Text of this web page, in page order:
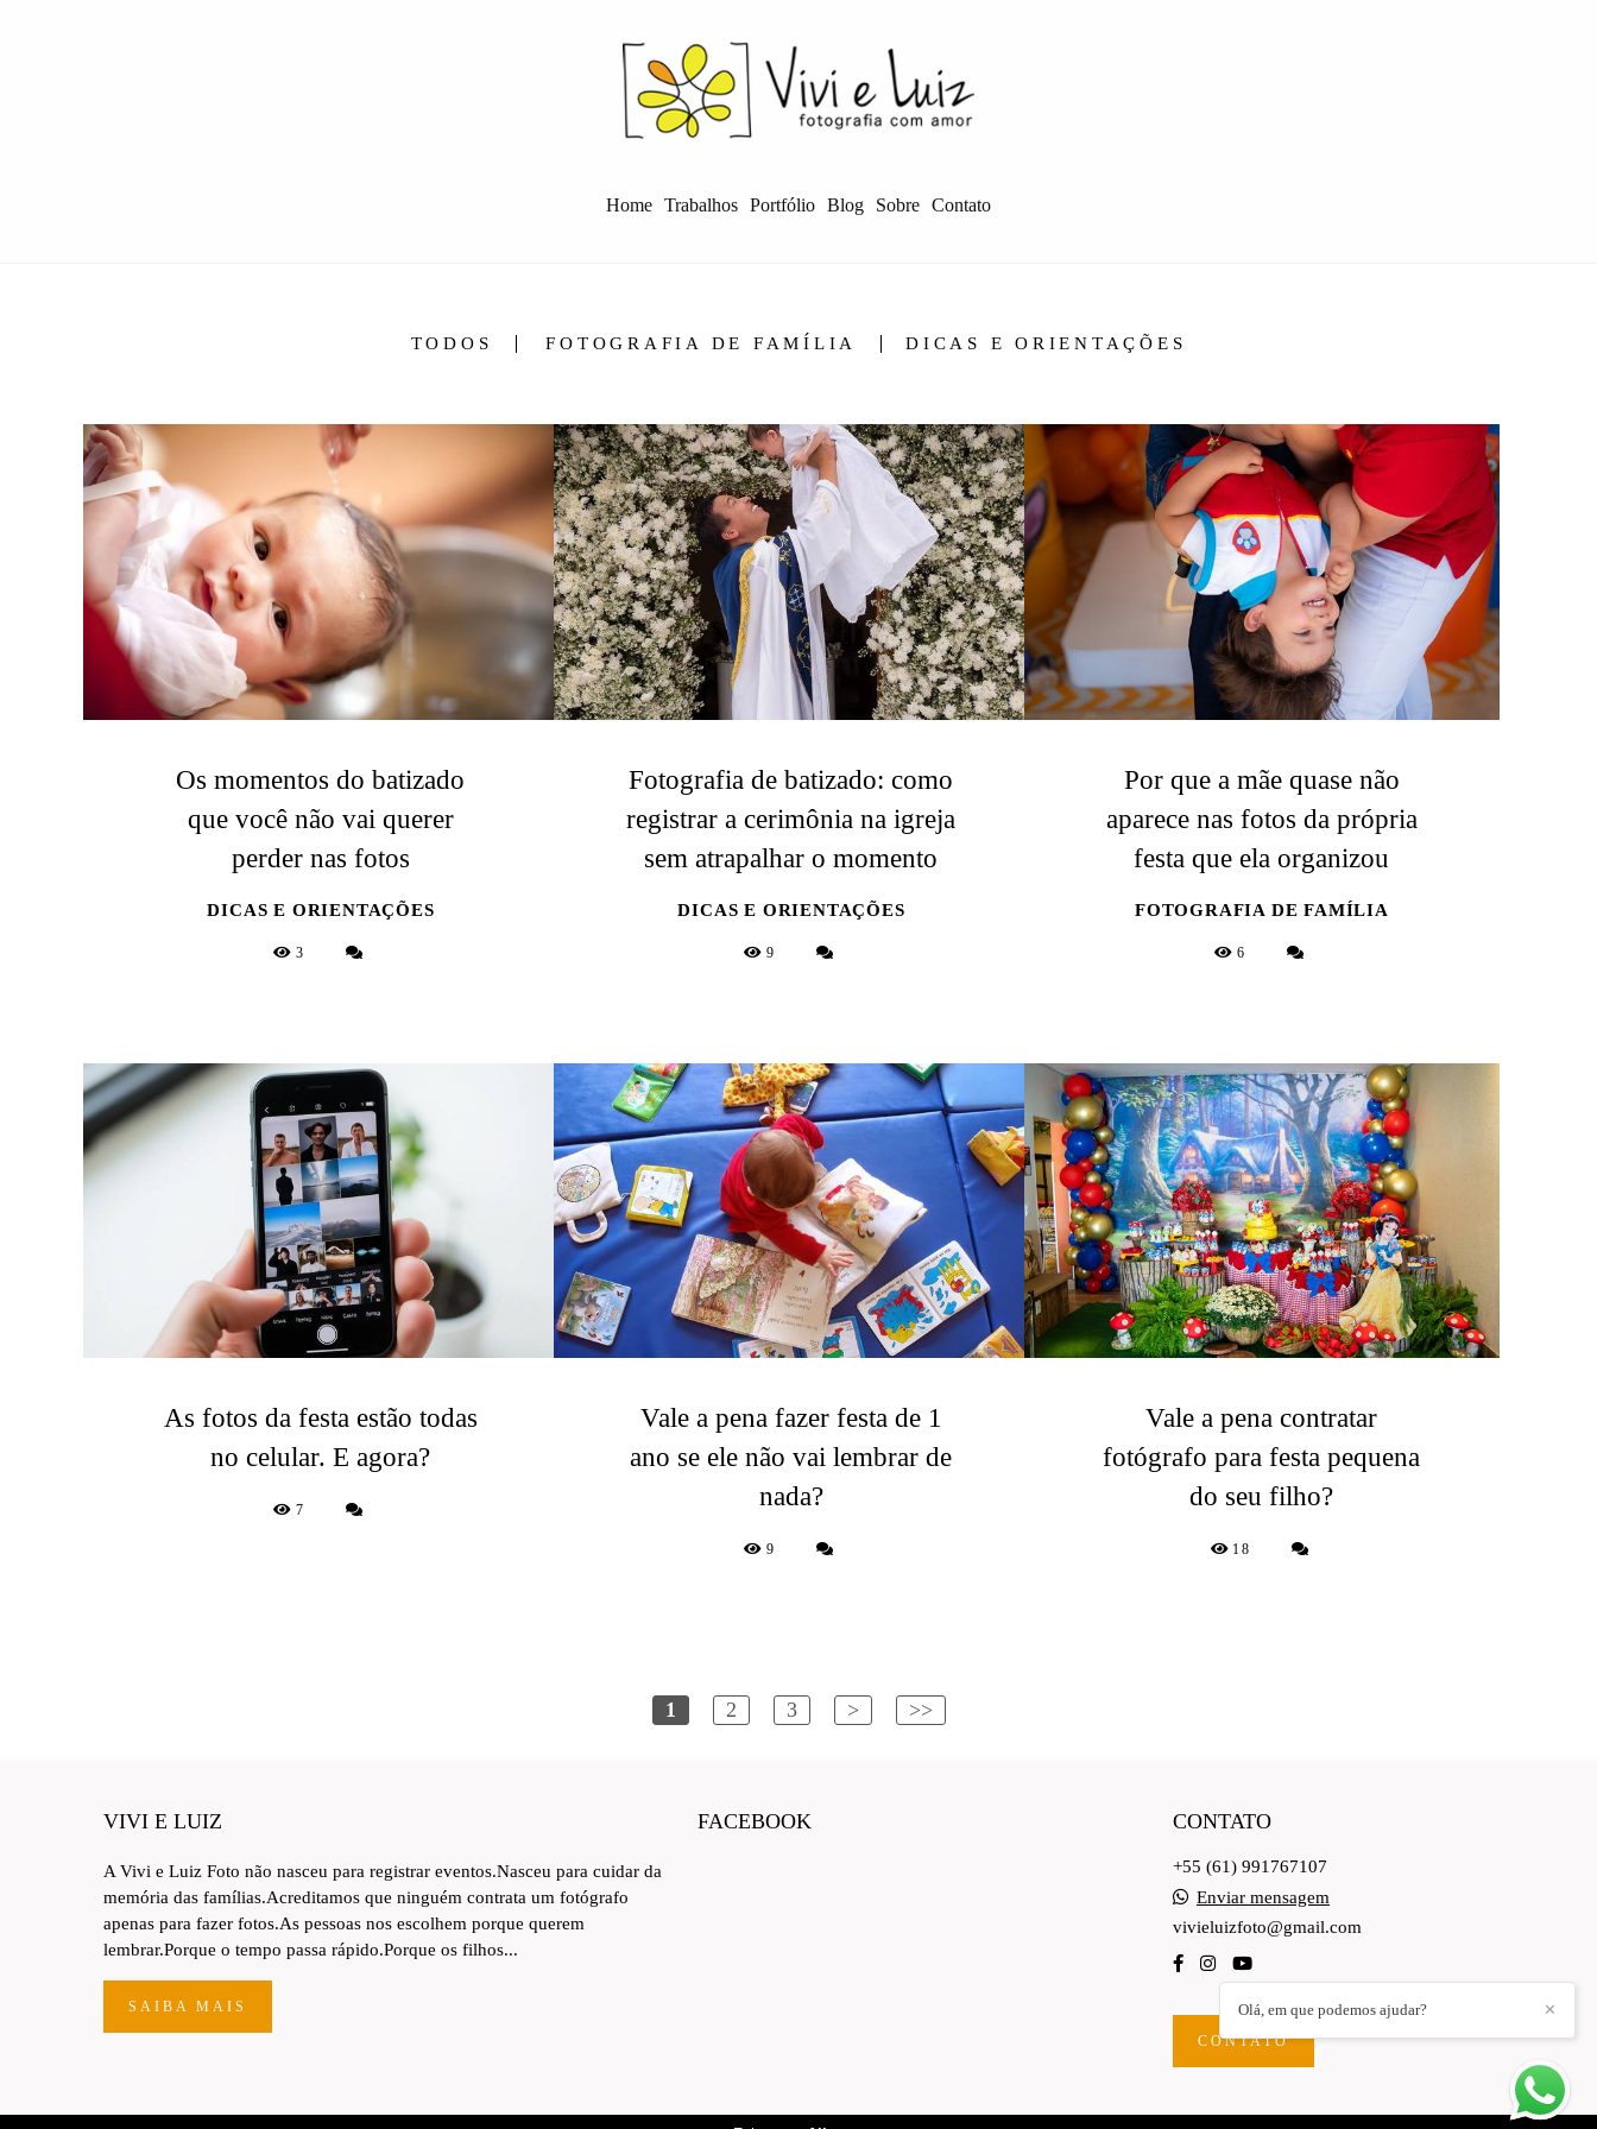
Home Trabalhos Portfólio Blog Sobre Contato
TODOS FOTOGRAFIA DE FAMÍLIA DICAS E ORIENTAÇÕES
Os momentos do batizado
que você não vai querer
perder nas fotos
DICAS E ORIENTAÇÕES
3
Fotografia de batizado: como
registrar a cerimônia na igreja
sem atrapalhar o momento
DICAS E ORIENTAÇÕES
9
Por que a mãe quase não
aparece nas fotos da própria
festa que ela organizou
FOTOGRAFIA DE FAMÍLIA
6
As fotos da festa estão todas
no celular. E agora?
7
Vale a pena fazer festa de 1
ano se ele não vai lembrar de
nada?
9
Vale a pena contratar
fotógrafo para festa pequena
do seu filho?
18
1 2 3 > >>
VIVI E LUIZ
A Vivi e Luiz Foto não nasceu para registrar eventos.Nasceu para cuidar da
memória das famílias.Acreditamos que ninguém contrata um fotógrafo
apenas para fazer fotos.As pessoas nos escolhem porque querem
lembrar.Porque o tempo passa rápido.Porque os filhos...
SAIBA MAIS
FACEBOOK CONTATO
+55 (61) 991767107
Enviar mensagem
vivieluizfoto@gmail.com
CONTATO
✕
Olá, em que podemos ajudar?